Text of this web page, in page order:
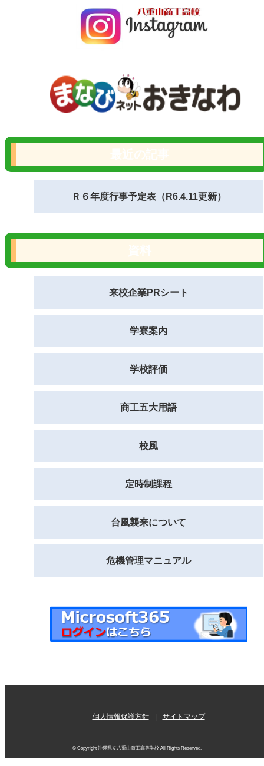
Ｒ６年度行事予定表（R6.4.11更新）
来校企業PRシート
学寮案内
学校評価
商工五大用語
校風
定時制課程
台風襲来について
危機管理マニュアル
個人情報保護方針 サイトマップ
© Copyright 沖縄県立八重山商工高等学校 All Rights Reserved.